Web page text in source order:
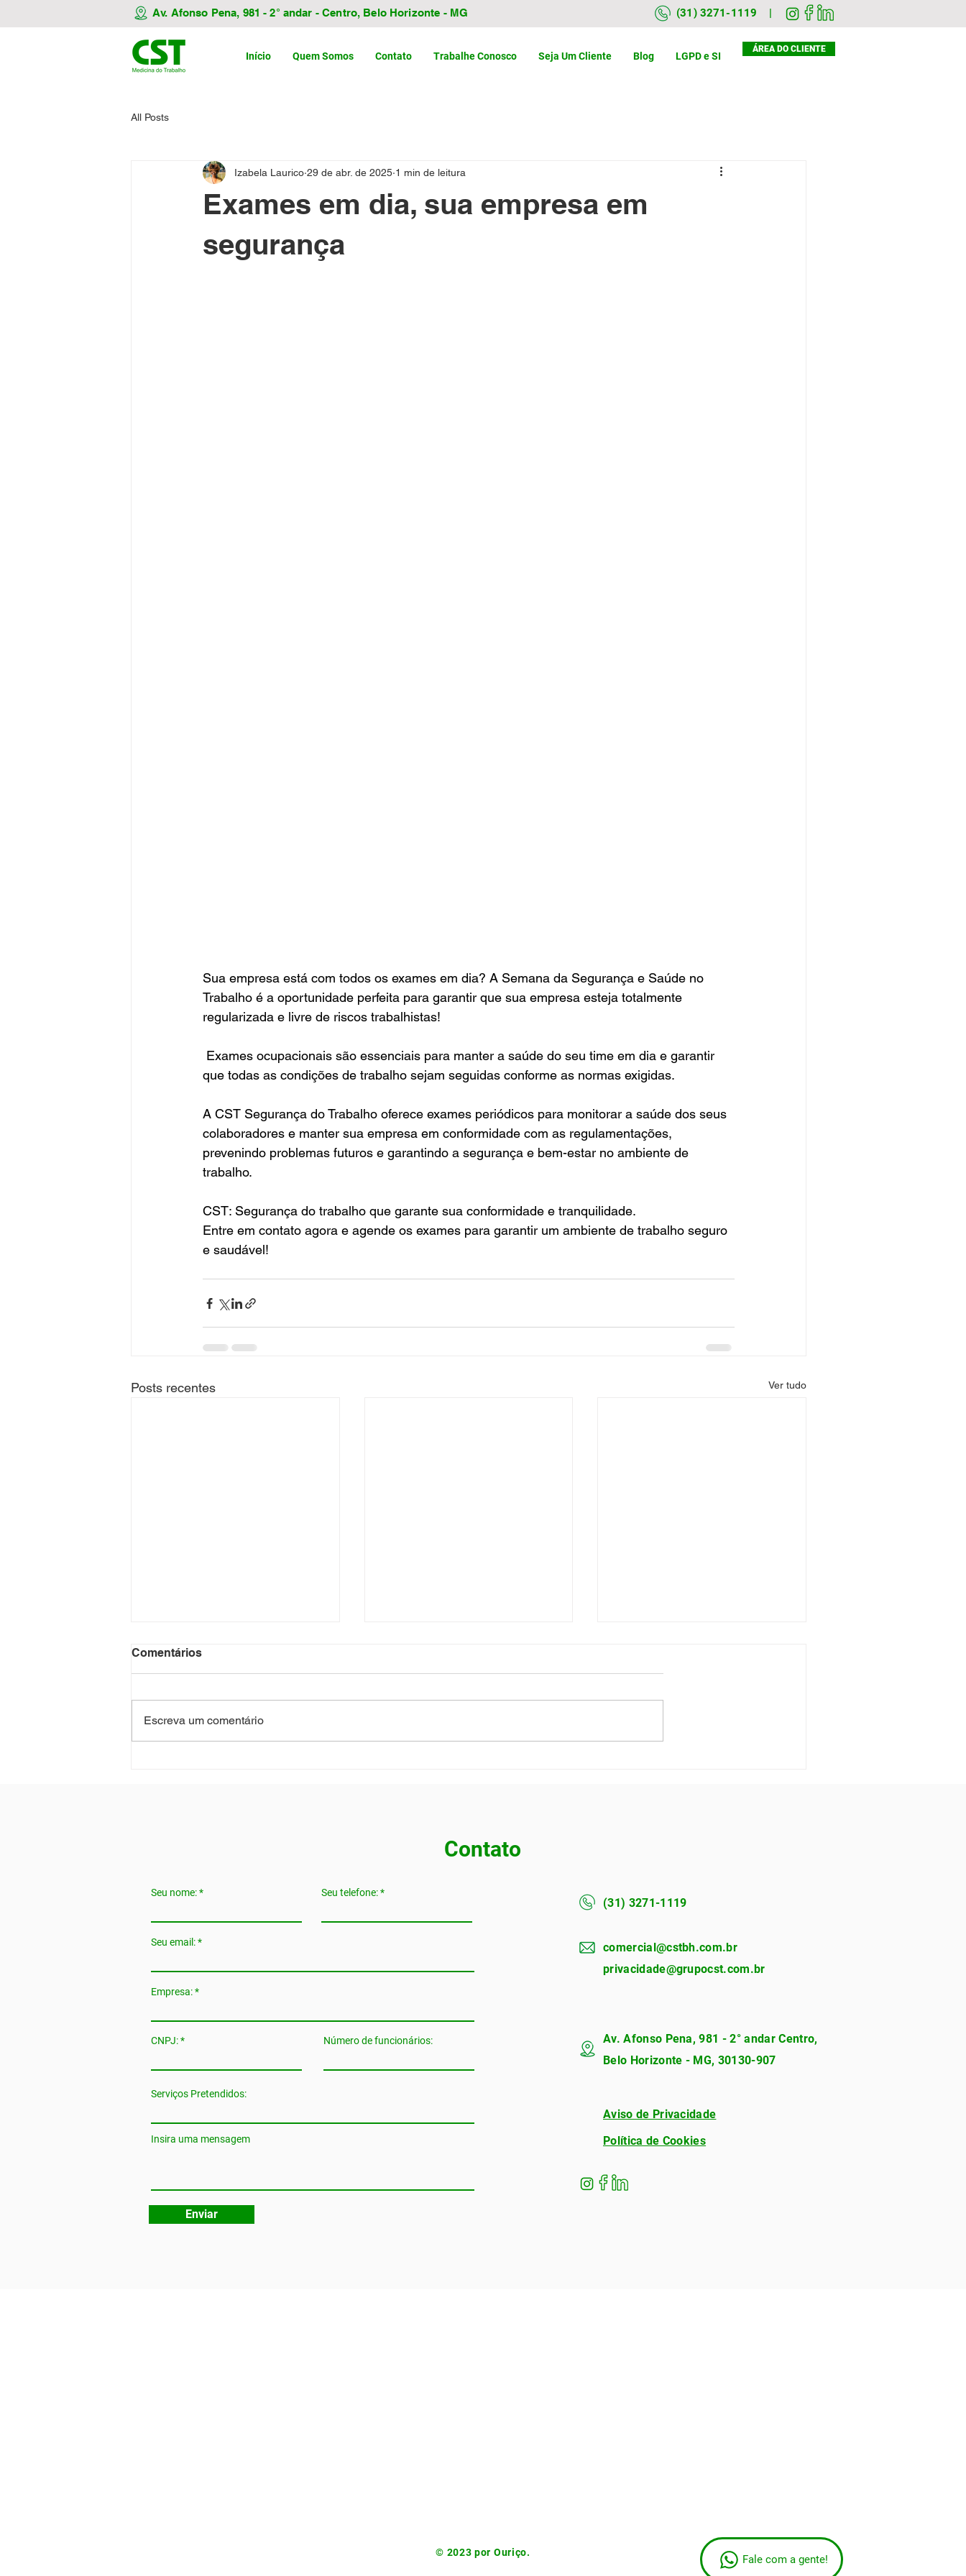
Av. Afonso Pena, 981 - 2° andar - Centro, Belo Horizonte - MG (31) 3271-1119 |
Início Quem Somos Contato Trabalhe Conosco Seja Um Cliente Blog LGPD e SI
ÁREA DO CLIENTE
All Posts
Exames em dia, sua empresa em
segurança
Izabela Laurico 29 de abr. de 2025 1 min de leitura
Sua empresa está com todos os exames em dia? A Semana da Segurança e Saúde no
Trabalho é a oportunidade perfeita para garantir que sua empresa esteja totalmente
regularizada e livre de riscos trabalhistas!
Exames ocupacionais são essenciais para manter a saúde do seu time em dia e garantir
que todas as condições de trabalho sejam seguidas conforme as normas exigidas.
A CST Segurança do Trabalho oferece exames periódicos para monitorar a saúde dos seus
colaboradores e manter sua empresa em conformidade com as regulamentações,
prevenindo problemas futuros e garantindo a segurança e bem-estar no ambiente de
trabalho.
CST: Segurança do trabalho que garante sua conformidade e tranquilidade.
Entre em contato agora e agende os exames para garantir um ambiente de trabalho seguro
e saudável!
Posts recentes Ver tudo
Comentários
Escreva um comentário
Fale com a gente!
Contato
Seu nome: Seu telefone:
Seu email:
(31) 3271-1119
comercial@cstbh.com.br
privacidade@grupocst.com.br
Empresa:
CNPJ: Número de funcionários:
Serviços Pretendidos:
Insira uma mensagem
Av. Afonso Pena, 981 - 2° andar Centro,
Belo Horizonte - MG, 30130-907
Aviso de Privacidade
Política de Cookies
Enviar
© 2023 por Ouriço.